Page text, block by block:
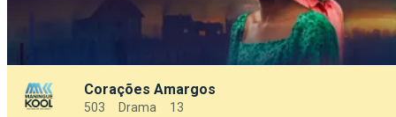
Corações Amargos
503 Drama 13